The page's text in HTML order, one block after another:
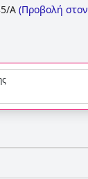
A (Προβολή